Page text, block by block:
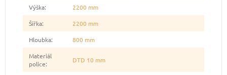
Výška:
2200 mm
Šířka:
2200 mm
Hloubka:
800 mm
Materiál
police: DTD 10 mm